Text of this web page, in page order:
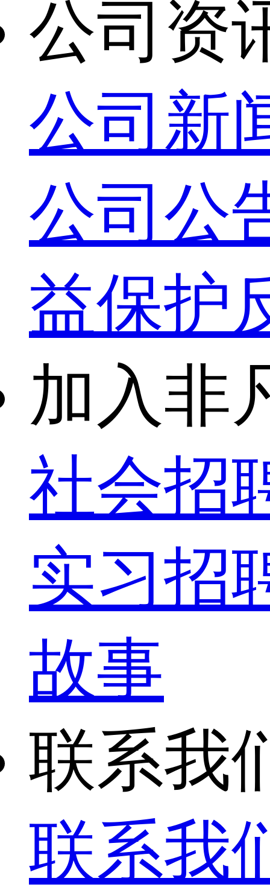
公司资
公司新
公司公
益保护
加入非
社会招
实习招
故事
联系我
联系我